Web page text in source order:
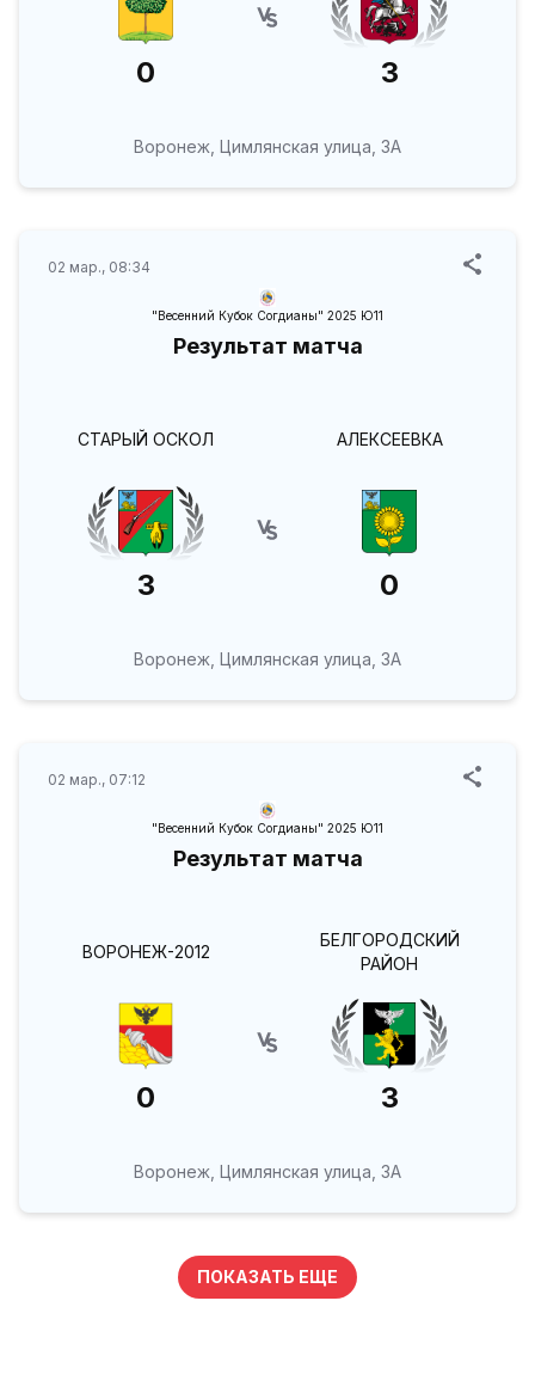
0 3
Воронеж, Цимлянская улица, 3А
02 мар., 08:34
"Весенний Кубок Согдианы" 2025 Ю11
Результат матча
СТАРЫЙ ОСКОЛ
3
АЛЕКСЕЕВКА
0
Воронеж, Цимлянская улица, 3А
02 мар., 07:12
"Весенний Кубок Согдианы" 2025 Ю11
Результат матча
ВОРОНЕЖ-2012
0
БЕЛГОРОДСКИЙ
РАЙОН
3
Воронеж, Цимлянская улица, 3А
ПОКАЗАТЬ ЕЩЕ